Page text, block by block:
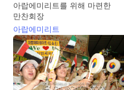
아랍에미리트를 위해 마련한
만찬회장
아랍에미리트